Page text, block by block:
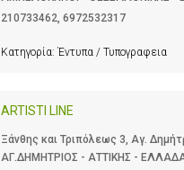
210733462, 6972532317
Κατηγορία: Έντυπα / Τυπογραφεια
ARTISTI LINE
Ξάνθης και Τριπόλεως 3, Αγ.
ΑΓ.ΔΗΜΗΤΡΙΟΣ - ΑΤΤΙΚΗΣ -